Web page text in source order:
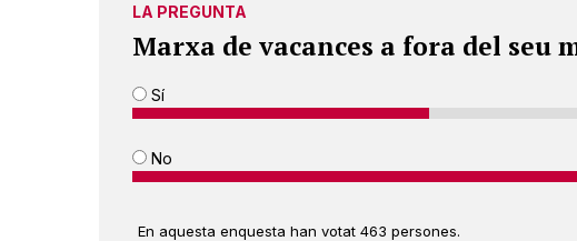
LA PREGUNTA
Marxa de vacances a fora del seu
Sí
No
En aquesta enquesta han votat 463 persones.